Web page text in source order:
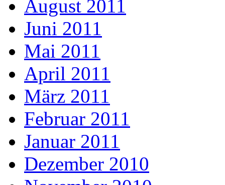
August 2011
Juni 2011
Mai 2011
April 2011
März 2011
Februar 2011
Januar 2011
Dezember 2010